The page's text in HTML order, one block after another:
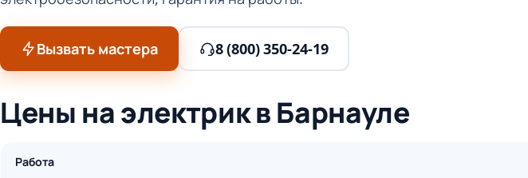
Вызвать мастера 8 (800) 350-24-19
Цены на электрик в Барнауле
Работа